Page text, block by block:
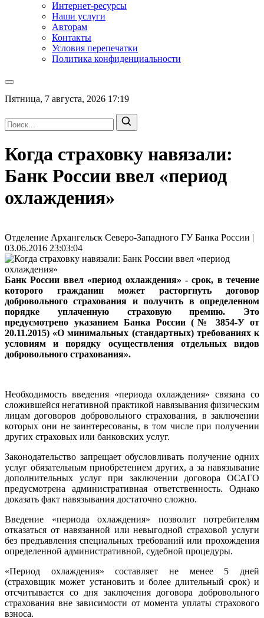
Интернет-ресурсы
Наши услуги
Авторам
Контакты
Условия перепечатки
Политика конфиденциальности
Пятница, 7 августа, 2026 17:19
Когда страховку навязали:
Банк России ввел «период
охлаждения»
Отделение Архангельск Северо-Западного ГУ Банка России |
03.06.2016 23:03:04
Банк России ввел «период охлаждения» - срок, в течение
которого гражданин может расторгнуть договор
добровольного страхования и получить в определенном
порядке уплаченную страховую премию. Это
предусмотрено указанием Банка России (№ 3854-У от
20.11.2015) «О минимальных (стандартных) требованиях к
условиям и порядку осуществления отдельных видов
добровольного страхования».
Необходимость введения «периода охлаждения» связана со
сложившейся негативной практикой навязывания физическим
лицам договоров добровольного страхования, в заключении
которых они не заинтересованы, в том числе при получении
других страховых или банковских услуг.
Законодательство запрещает обусловливать получение одних
услуг обязательным приобретением других, а за навязывание
дополнительных услуг при заключении договора ОСАГО
предусмотрена административная ответственность. Однако
доказать факт навязывания достаточно сложно.
Введение «периода охлаждения» позволит потребителям
отказаться от навязанной или невыгодной страховой услуги
без предъявления специальных требований или прохождения
определенной административной, судебной процедуры.
«Период охлаждения» составляет не менее 5 дней
(страховщик может установить и более длительный срок) и
отсчитывается со дня заключения договора добровольного
страхования вне зависимости от момента уплаты страхового
взноса.